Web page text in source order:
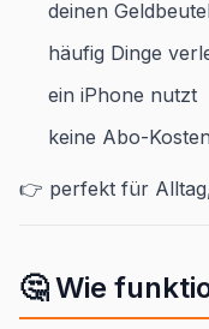
deinen
häufig Dinge
ein iPhone nutzt
keine Abo-
👉 perfekt für
🤔 Wie